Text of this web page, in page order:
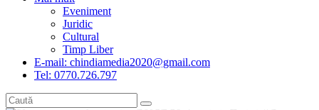
Eveniment
Juridic
Cultural
Timp Liber
E-mail: chindiamedia2020@gmail.com
Tel: 0770.726.797